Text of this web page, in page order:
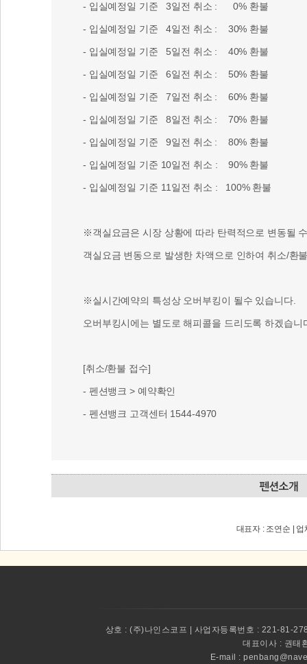
- 입실예정일 기준 3일전 취소 : 0% 환불
- 입실예정일 기준 4일전 취소 : 30% 환불
- 입실예정일 기준 5일전 취소 : 40% 환불
- 입실예정일 기준 6일전 취소 : 50% 환불
- 입실예정일 기준 7일전 취소 : 60% 환불
- 입실예정일 기준 8일전 취소 : 70% 환불
- 입실예정일 기준 9일전 취소 : 80% 환불
- 입실예정일 기준 10일전 취소 : 90% 환불
- 입실예정일 기준 11일전 취소 : 100% 환불
※객실요금은 시장 상황에 따라 탄력적으로 변동될
객실요금 변동으로 발생한 차액으로 인하여 취소/환
※실시간예약의 특성상 오버부킹이 될수 있습니다.
오버부킹시에는 별도로 해피콜을 드리도록 하겠습니
[취소/환불 접수]
- 펜션뱅크 > 예약확인
- 펜션뱅크 고객센터 1544-4970
대표자 : 조연순 |
상호 : (주)나인스코프 | 사업자등록번호 : 221-81-
대표이사 : 권태
E-mail :